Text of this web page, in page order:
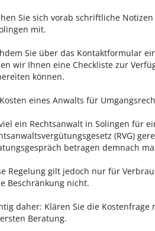
Sie sich vorab schriftliche
mit.
Sie über das Kontaktformular
wir Ihnen eine Checkliste zur
können.
eines Anwalts für
ein Rechtsanwalt in Solingen für
(RVG)
betragen demnach
Regelung gilt jedoch nur für
Beschränkung nicht.
daher: Klären Sie die
Beratung.